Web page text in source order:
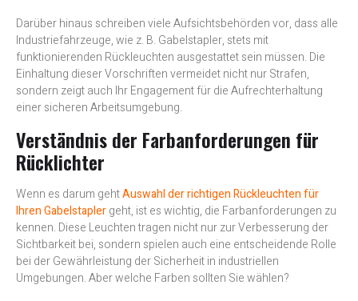
Darüber hinaus schreiben viele Aufsichtsbehörden vor, dass alle
Industriefahrzeuge, wie z. B. Gabelstapler, stets mit
funktionierenden Rückleuchten ausgestattet sein müssen. Die
Einhaltung dieser Vorschriften vermeidet nicht nur Strafen,
sondern zeigt auch Ihr Engagement für die Aufrechterhaltung
einer sicheren Arbeitsumgebung.
Verständnis der Farbanforderungen für
Rücklichter
Wenn es darum gehtAuswahl der richtigen Rückleuchten für
Ihren Gabelstaplergeht, ist es wichtig, die Farbanforderungen zu
kennen. Diese Leuchten tragen nicht nur zur Verbesserung der
Sichtbarkeit bei, sondern spielen auch eine entscheidende Rolle
bei der Gewährleistung der Sicherheit in industriellen
Umgebungen. Aber welche Farben sollten Sie wählen?